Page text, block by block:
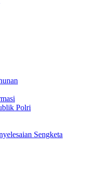
Polri
Sengketa